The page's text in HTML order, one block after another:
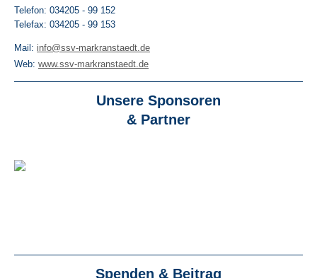
Telefon: 034205 - 99 152
Telefax: 034205 - 99 153
Mail: info@ssv-markranstaedt.de
Web: www.ssv-markranstaedt.de
Unsere Sponsoren
& Partner
Spenden & Beitrag